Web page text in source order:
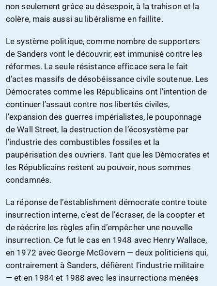
non seulement grâce au désespoir, à la trahison et la
colère, mais aussi au libéralisme en faillite.
Le système politique, comme nombre de supporters
de Sanders vont le découvrir, est immunisé contre les
réformes. La seule résistance efficace sera le fait
d’actes massifs de désobéissance civile soutenue. Les
Démocrates comme les Républicains ont l’intention de
continuer l’assaut contre nos libertés civiles,
l’expansion des guerres impérialistes, le pouponnage
de Wall Street, la destruction de l’écosystème par
l’industrie des combustibles fossiles et la
paupérisation des ouvriers. Tant que les Démocrates et
les Républicains restent au pouvoir, nous sommes
condamnés.
La réponse de l’establishment démocrate contre toute
insurrection interne, c’est de l’écraser, de la coopter et
de réécrire les règles afin d’empêcher une nouvelle
insurrection. Ce fut le cas en 1948 avec Henry Wallace,
en 1972 avec George McGovern — deux politiciens qui,
contrairement à Sanders, défièrent l’industrie militaire
— et en 1984 et 1988 avec les insurrections menées